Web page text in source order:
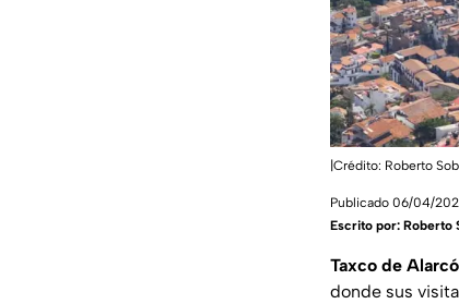
|Crédito: Roberto
Publicado 06/04/
Escrito por: Roberto
Taxco de
donde sus